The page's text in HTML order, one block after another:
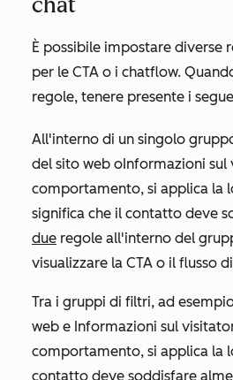
È possibile impostare diverse
per le CTA o i chatflow.
regole, tenere presente i
All'interno di un singolo
del sito web oInformazioni sul
comportamento, si applica la
significa che il contatto deve
due regole all'interno del
visualizzare la CTA o il flusso
Tra i gruppi di filtri, ad
web e Informazioni sul
comportamento, si applica la
contatto deve soddisfare